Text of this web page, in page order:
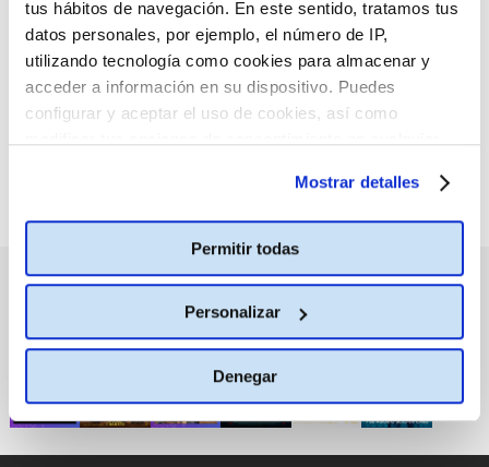
tus hábitos de navegación. En este sentido, tratamos tus
datos personales, por ejemplo, el número de IP,
utilizando tecnología como cookies para almacenar y
acceder a información en su dispositivo. Puedes
configurar y aceptar el uso de cookies, así como
Mostrar detalles
Permitir todas
Personalizar
Denegar
:(
No hay películas con el
criterio de búsqueda
seleccionado.
PRÓXIMOS ESTRENOS